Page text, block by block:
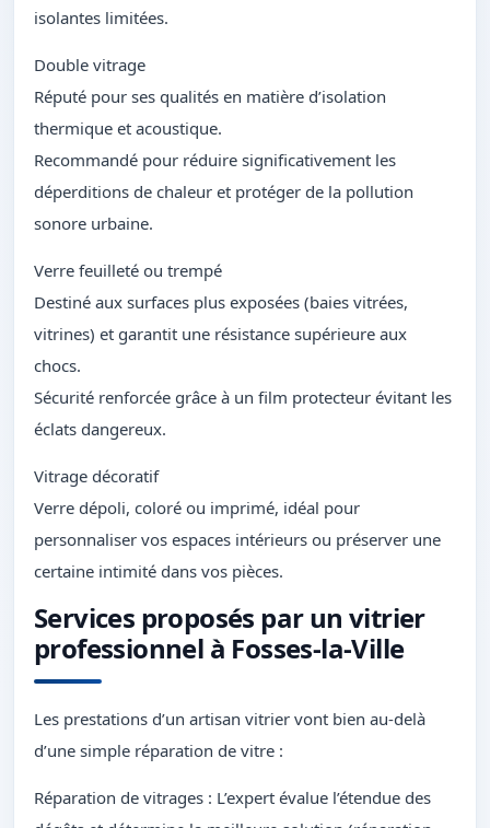
isolantes limitées.
Double vitrage
Réputé pour ses qualités en matière d’isolation
thermique et acoustique.
Recommandé pour réduire significativement les
déperditions de chaleur et protéger de la pollution
sonore urbaine.
Verre feuilleté ou trempé
Destiné aux surfaces plus exposées (baies vitrées,
vitrines) et garantit une résistance supérieure aux
chocs.
Sécurité renforcée grâce à un film protecteur évitant les
éclats dangereux.
Vitrage décoratif
Verre dépoli, coloré ou imprimé, idéal pour
personnaliser vos espaces intérieurs ou préserver une
certaine intimité dans vos pièces.
Services proposés par un vitrier
professionnel à Fosses-la-Ville
Les prestations d’un artisan vitrier vont bien au-delà
d’une simple réparation de vitre :
Réparation de vitrages : L’expert évalue l’étendue des